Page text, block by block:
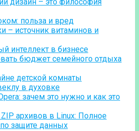
дизайн – это философия
польза и вред
– источник витаминов и
интеллект в бизнесе
бюджет семейного отдыха
детской комнаты
в духовке
зачем это нужно и как это
архивов в Linux: Полное
защите данных